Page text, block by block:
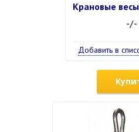
Крановые
-/-
Добавить в